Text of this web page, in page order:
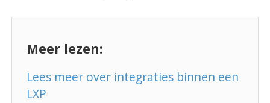
Meer lezen:
Lees meer over integraties binnen een
LXP